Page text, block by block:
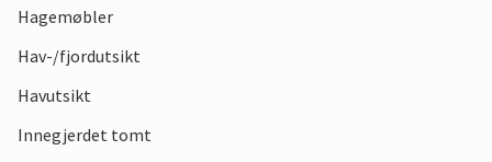
Hagemøbler
Hav-/fjordutsikt
Havutsikt
Innegjerdet tomt